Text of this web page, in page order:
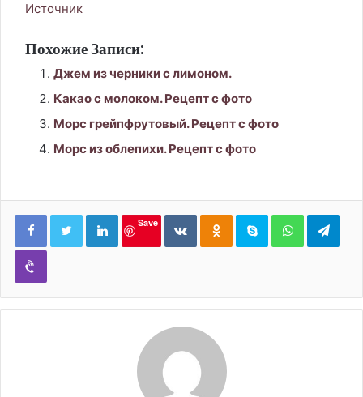
Источник
Похожие Записи:
Джем из черники с лимоном.
Какао с молоком. Рецепт с фото
Морс грейпфрутовый. Рецепт с фото
Морс из облепихи. Рецепт с фото
LinkedIn
Save
ВконтактеОдноклассники
Skype WhatsApp
Viber